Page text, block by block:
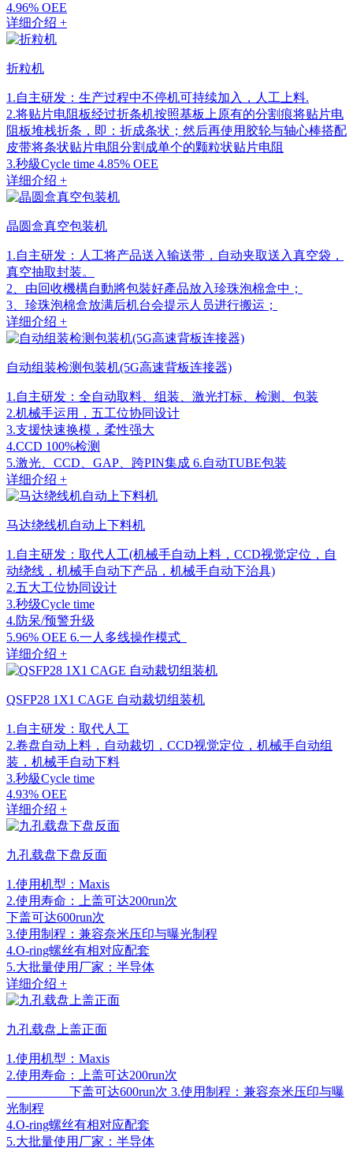
4.96% OEE
详细介绍 +
折粒机
1.自主研发：生产过程中不停机可持续加入，人工上料.
2.将贴片电阻板经过折条机按照基板上原有的分割痕将贴片电
阻板堆栈折条，即：折成条状；然后再使用胶轮与轴心棒搭配
皮带将条状贴片电阻分割成单个的颗粒状贴片电阻
3.秒級Cycle time 4.85% OEE
详细介绍 +
晶圆盒真空包装机
1.自主研发：人工将产品送入输送带，自动夹取送入真空袋，
真空抽取封装。
2、由回收機構自動將包裝好產品放入珍珠泡棉盒中；
3、珍珠泡棉盒放满后机台会提示人员进行搬运；
详细介绍 +
自动组装检测包装机(5G高速背板连接器)
1.自主研发：全自动取料、组装、激光打标、检测、包装
2.机械手运用，五工位协同设计
3.支援快速换模，柔性强大
4.CCD 100%检测
5.激光、CCD、GAP、跨PIN集成 6.自动TUBE包装
详细介绍 +
马达绕线机自动上下料机
1.自主研发：取代人工(机械手自动上料，CCD视觉定位，自
动绕线，机械手自动下产品，机械手自动下治具)
2.五大工位协同设计
3.秒级Cycle time
4.防呆/预警升级
5.96% OEE 6.一人多线操作模式
详细介绍 +
QSFP28 1X1 CAGE 自动裁切组装机
1.自主研发：取代人工
2.卷盘自动上料，自动裁切，CCD视觉定位，机械手自动组
装，机械手自动下料
3.秒級Cycle time
4.93% OEE
详细介绍 +
九孔载盘下盘反面
1.使用机型：Maxis
2.使用寿命：上盖可达200run次
下盖可达600run次
3.使用制程：兼容奈米压印与曝光制程
4.O-ring螺丝有相对应配套
5.大批量使用厂家：半导体
详细介绍 +
九孔载盘上盖正面
1.使用机型：Maxis
2.使用寿命：上盖可达200run次
下盖可达600run次 3.使用制程：兼容奈米压印与曝
光制程
4.O-ring螺丝有相对应配套
5.大批量使用厂家：半导体